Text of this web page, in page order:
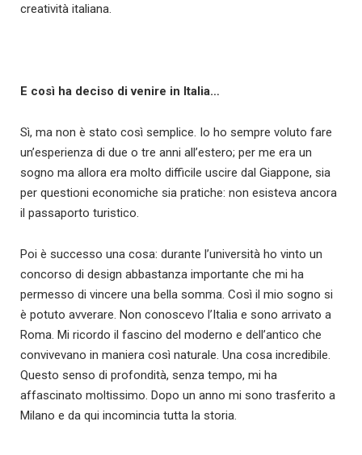
creatività italiana.
E così ha deciso di venire in Italia…
Sì, ma non è stato così semplice. Io ho sempre voluto fare
un’esperienza di due o tre anni all’estero; per me era un
sogno ma allora era molto difficile uscire dal Giappone, sia
per questioni economiche sia pratiche: non esisteva ancora
il passaporto turistico.
Poi è successo una cosa: durante l’università ho vinto un
concorso di design abbastanza importante che mi ha
permesso di vincere una bella somma. Così il mio sogno si
è potuto avverare. Non conoscevo l’Italia e sono arrivato a
Roma. Mi ricordo il fascino del moderno e dell’antico che
convivevano in maniera così naturale. Una cosa incredibile.
Questo senso di profondità, senza tempo, mi ha
affascinato moltissimo. Dopo un anno mi sono trasferito a
Milano e da qui incomincia tutta la storia.